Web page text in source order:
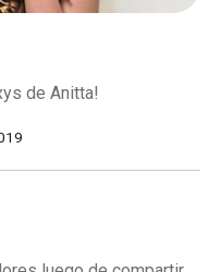
de Anitta!